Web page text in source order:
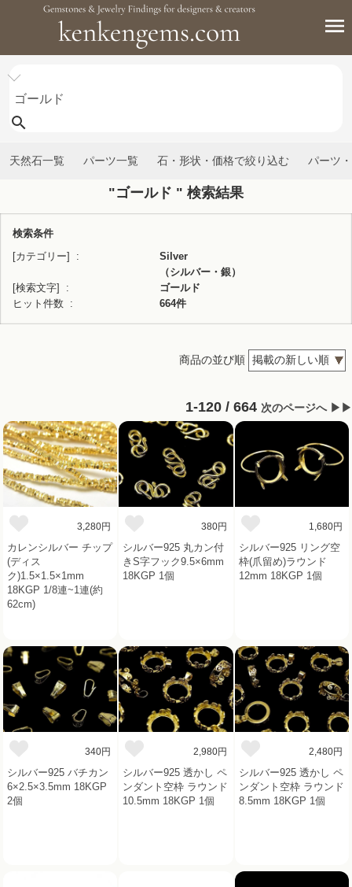
天然石一覧 パーツ一覧 石・形状・価格で絞り込む パーツ
"ゴールド " 検索結果
検索条件
[カテゴリー]
Silver
（シルバー・銀）
[検索文字]
ゴールド
ヒット件数
664件
商品の並び順
1-120 / 664 次のページへ ▶▶
3,280円
カレンシルバー チップ
(ディス
ク)1.5×1.5×1mm
18KGP 1/8連~1連(約
62cm)
380円
シルバー925 丸カン付
きS字フック9.5×6mm
18KGP 1個
1,680円
シルバー925 リング空
枠(爪留め)ラウンド
12mm 18KGP 1個
340円
シルバー925 バチカン
6×2.5×3.5mm 18KGP
2個
2,980円
シルバー925 透かし ペ
ンダント空枠 ラウンド
10.5mm 18KGP 1個
2,480円
シルバー925 透かし ペ
ンダント空枠 ラウンド
8.5mm 18KGP 1個